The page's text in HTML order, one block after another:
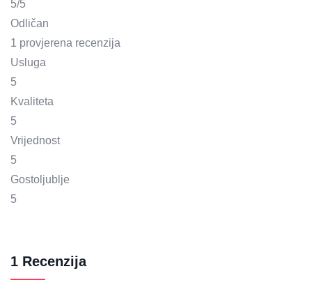
5/5
Odličan
1 provjerena recenzija
Usluga
5
Kvaliteta
5
Vrijednost
5
Gostoljublje
5
1 Recenzija